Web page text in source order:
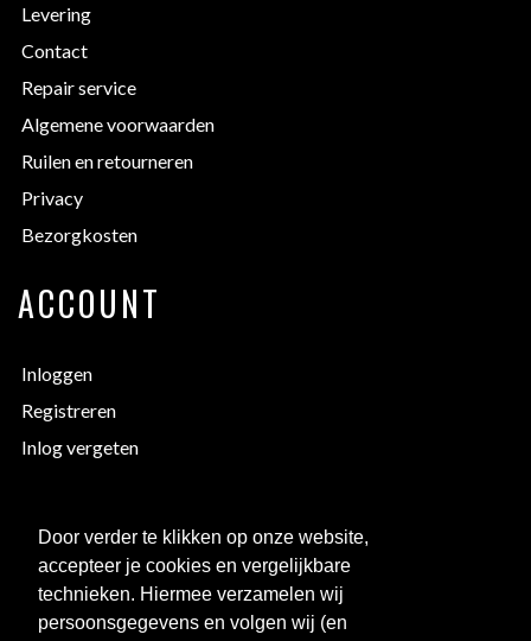
Door verder te klikken op onze website,
accepteer je cookies en vergelijkbare
technieken. Hiermee verzamelen wij
persoonsgegevens en volgen wij (en
Levering
Contact
Repair service
Algemene voorwaarden
Ruilen en retourneren
Privacy
Bezorgkosten
ACCOUNT
Inloggen
Registreren
Inlog vergeten
Bedrukken
Maattabellen